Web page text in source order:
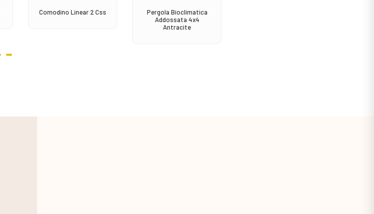
Comodino Linear 2 Css
Pergola Bioclimatica
Addossata 4x4
Antracite